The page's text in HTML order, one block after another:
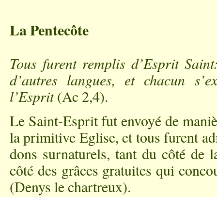
La Pentecôte
Tous furent remplis d’Esprit
d’autres langues, et chacun
l’Esprit(Ac 2,4).
Le Saint-Esprit fut envoyé de
la primitive Eglise, et tous furent
dons surnaturels, tant du côté de
côté des grâces gratuites qui
(Denys le chartreux).